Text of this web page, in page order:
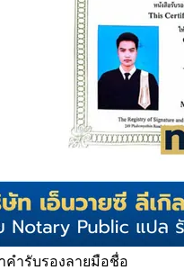
คำรับรองลายมือชื่อ